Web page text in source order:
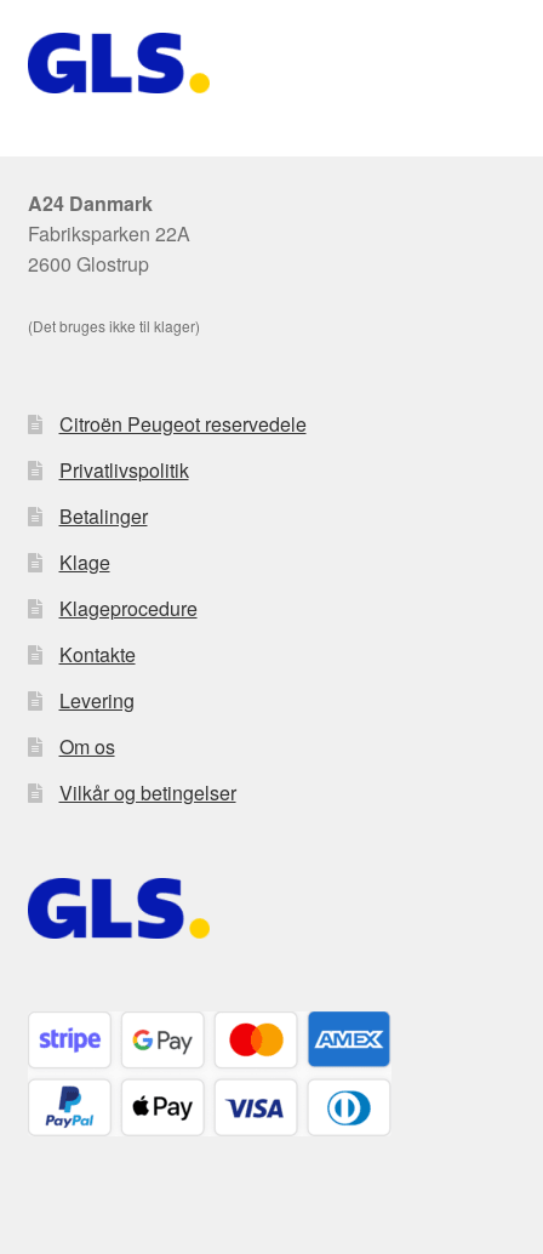
A24 Danmark
Fabriksparken 22A
2600 Glostrup
(Det bruges ikke til klager)
Citroën Peugeot reservedele
Privatlivspolitik
Betalinger
Klage
Klageprocedure
Kontakte
Levering
Om os
Vilkår og betingelser